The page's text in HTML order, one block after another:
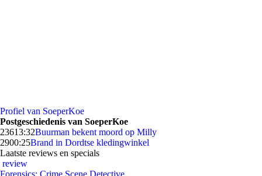
Profiel van SoeperKoe
Postgeschiedenis van SoeperKoe
23613:32Buurman bekent moord op Milly
2900:25Brand in Dordtse kledingwinkel
Laatste reviews en specials
review
Forensics: Crime Scene Detective